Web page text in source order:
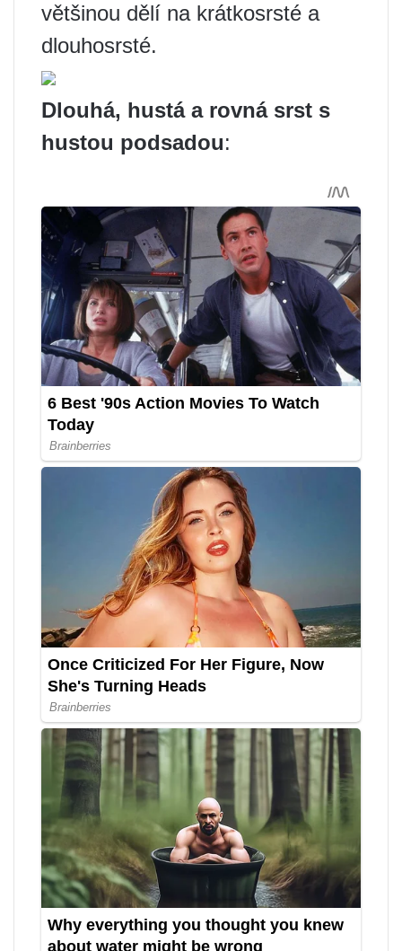
většinou dělí na krátkosrsté a
dlouhosrsté.
Dlouhá, hustá a rovná srst s
hustou podsadou: